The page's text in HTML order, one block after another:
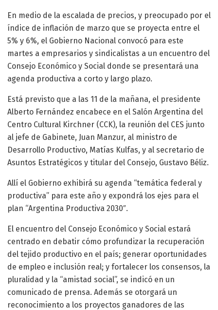
En medio de la escalada de precios, y preocupado por el
índice de inflación de marzo que se proyecta entre el
5% y 6%, el Gobierno Nacional convocó para este
martes a empresarios y sindicalistas a un encuentro del
Consejo Económico y Social donde se presentará una
agenda productiva a corto y largo plazo.
Está previsto que a las 11 de la mañana, el presidente
Alberto Fernández encabece en el Salón Argentina del
Centro Cultural Kirchner (CCK), la reunión del CES junto
al jefe de Gabinete, Juan Manzur, al ministro de
Desarrollo Productivo, Matías Kulfas, y al secretario de
Asuntos Estratégicos y titular del Consejo, Gustavo Béliz.
Allí el Gobierno exhibirá su agenda “temática federal y
productiva” para este año y expondrá los ejes para el
plan “Argentina Productiva 2030″.
El encuentro del Consejo Económico y Social estará
centrado en debatir cómo profundizar la recuperación
del tejido productivo en el país; generar oportunidades
de empleo e inclusión real; y fortalecer los consensos, la
pluralidad y la “amistad social”, se indicó en un
comunicado de prensa. Además se otorgará un
reconocimiento a los proyectos ganadores de las